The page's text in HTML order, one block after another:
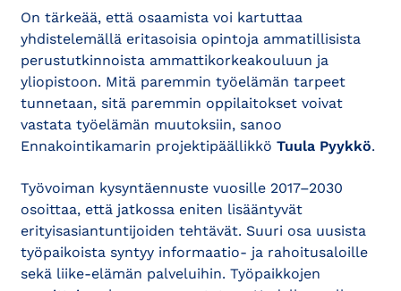
On tärkeää, että osaamista voi kartuttaa
yhdistelemällä eritasoisia opintoja ammatillisista
perustutkinnoista ammattikorkeakouluun ja
yliopistoon. Mitä paremmin työelämän tarpeet
tunnetaan, sitä paremmin oppilaitokset voivat
vastata työelämän muutoksiin, sanoo
Ennakointikamarin projektipäällikkö Tuula Pyykkö.
Työvoiman kysyntäennuste vuosille 2017–2030
osoittaa, että jatkossa eniten lisääntyvät
erityisasiantuntijoiden tehtävät. Suuri osa uusista
työpaikoista syntyy informaatio- ja rahoitusaloille
sekä liike-elämän palveluihin. Työpaikkojen